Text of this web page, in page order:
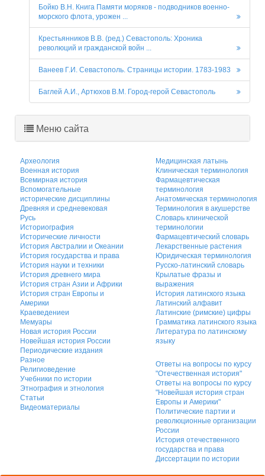
Бойко В.Н. Книга Памяти моряков - подводников военно-
морского флота, урожен ...
Крестьянников В.В. (ред.) Севастополь: Хроника
революций и гражданской войн ...
Ванеев Г.И. Севастополь. Страницы истории. 1783-1983
Баглей А.И., Артюхов В.М. Город-герой Севастополь
Меню сайта
Археология
Военная история
Всемирная история
Вспомогательные
исторические дисциплины
Древняя и средневековая
Русь
Историография
Исторические личности
История Австралии и Океании
История государства и права
История науки и техники
История древнего мира
История стран Азии и Африки
История стран Европы и
Америки
Краеведениеи
Мемуары
Новая история России
Новейшая история России
Периодические издания
Разное
Религиоведение
Учебники по истории
Этнография и этнология
Статьи
Видеоматериалы
Медицинская латынь
Клиническая терминология
Фармацевтическая
терминология
Анатомическая терминология
Терминология в акушерстве
Словарь клинической
терминологии
Фармацевтический словарь
Лекарственные растения
Юридическая терминология
Русско-латинский словарь
Крылатые фразы и
выражения
История латинского языка
Латинский алфавит
Латинские (римские) цифры
Грамматика латинского языка
Литература по латинскому
языку
Ответы на вопросы по курсу
"Отечественная история"
Ответы на вопросы по курсу
"Новейшая история стран
Европы и Америки"
Политические партии и
революционные организации
России
История отечественного
государства и права
Диссертации по истории